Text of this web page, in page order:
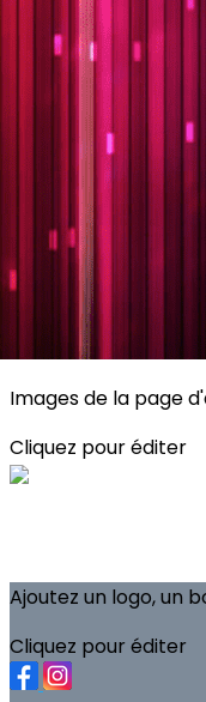
Exporter les lignes
Exporter toutes
Exporter
Menu
Planning
Description
S'inscrire
Images de la page
Cliquez pour éditer
Ajoutez un logo, un
Cliquez pour éditer